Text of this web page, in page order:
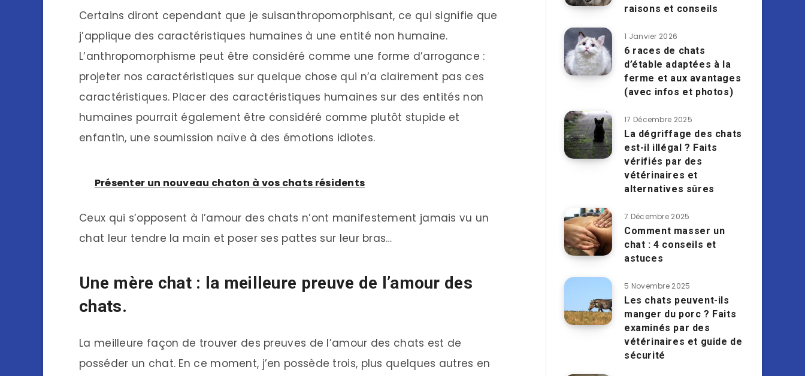
Certains diront cependant que je suisanthropomorphisant, ce qui signifie que
j’applique des caractéristiques humaines à une entité non humaine.
L’anthropomorphisme peut être considéré comme une forme d’arrogance :
projeter nos caractéristiques sur quelque chose qui n’a clairement pas ces
caractéristiques. Placer des caractéristiques humaines sur des entités non
humaines pourrait également être considéré comme plutôt stupide et
enfantin, une soumission naïve à des émotions idiotes.
Présenter un nouveau chaton à vos chats résidents
Ceux qui s’opposent à l’amour des chats n’ont manifestement jamais vu un
chat leur tendre la main et poser ses pattes sur leur bras…
Une mère chat : la meilleure preuve de l’amour des
chats.
La meilleure façon de trouver des preuves de l’amour des chats est de
posséder un chat. En ce moment, j’en possède trois, plus quelques autres en
raisons et conseils
1 Janvier 2026
6 races de chats
d’étable adaptées à la
ferme et aux avantages
(avec infos et photos)
17 Décembre 2025
La dégriffage des chats
est-il illégal ? Faits
vérifiés par des
vétérinaires et
alternatives sûres
7 Décembre 2025
Comment masser un
chat : 4 conseils et
astuces
5 Novembre 2025
Les chats peuvent-ils
manger du porc ? Faits
examinés par des
vétérinaires et guide de
sécurité